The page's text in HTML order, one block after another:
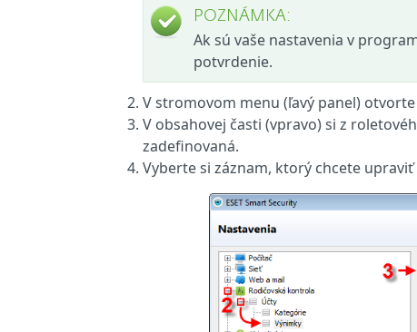
POZNÁMKA:
Ak sú vaše nastavenia v
potvrdenie.
V stromovom menu (ľavý panel)
V obsahovej časti (vpravo) si z
zadefinovaná.
Vyberte si záznam, ktorý chcete